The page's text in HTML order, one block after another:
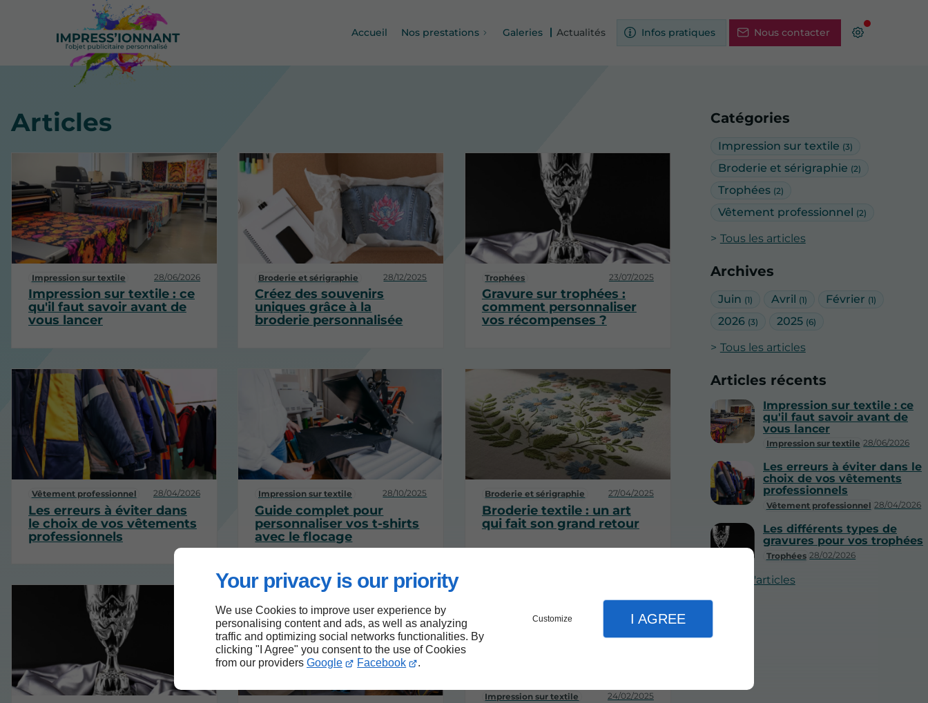
Your privacy is our priority
We use Cookies to improve user experience by
personalising content and ads, as well as analyzing
traffic and optimizing social networks functionalities. By
clicking "I Agree" you consent to the use of Cookies
from our providers Google Facebook .
Customize I AGREE
Accueil Nos prestations Galeries Actualités Infos pratiques Nous contacter
Catégories
Impression sur textile (3)
Broderie et sérigraphie (2)
Trophées (2)
Vêtement professionnel (2)
Tous les articles
Archives
Juin (1) Avril (1) Février (1)
2026 (3) 2025 (6)
Tous les articles
Articles récents
Impression sur textile 28/06/2026
Impression sur textile : ce
qu'il faut savoir avant de
vous lancer
Vêtement professionnel 28/04/2026
Les erreurs à éviter dans le
choix de vos vêtements
professionnels
Trophées 28/02/2026
Les différents types de
gravures pour vos trophées
Plus d'articles
Articles
Impression sur textile 28/06/2026
Impression sur textile : ce
qu'il faut savoir avant de
vous lancer
Vêtement professionnel 28/04/2026
Les erreurs à éviter dans
le choix de vos vêtements
professionnels
Broderie et sérigraphie 28/12/2025
Créez des souvenirs
uniques grâce à la
broderie personnalisée
Impression sur textile 28/10/2025
Guide complet pour
personnaliser vos t-shirts
avec le flocage
Trophées 23/07/2025
Gravure sur trophées :
comment personnaliser
vos récompenses ?
Broderie et sérigraphie 27/04/2025
Broderie textile : un art
qui fait son grand retour
Impression sur textile 24/02/2025